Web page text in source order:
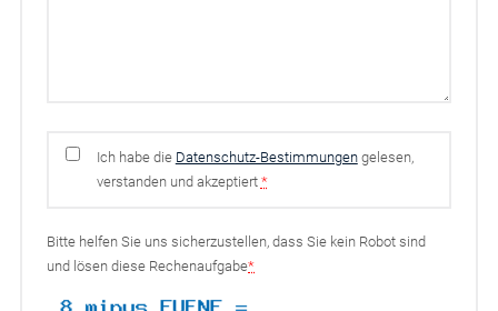
Ich habe die Datenschutz-Bestimmungengelesen,
verstanden und akzeptiert *
Bitte helfen Sie uns sicherzustellen, dass Sie kein Robot sind
und lösen diese Rechenaufgabe*